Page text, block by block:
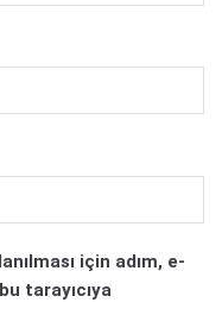
için adım, e-
tarayıcıya